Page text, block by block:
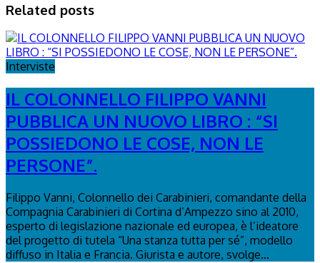
Related posts
Interviste
IL COLONNELLO FILIPPO VANNI
PUBBLICA UN NUOVO LIBRO : “SI
POSSIEDONO LE COSE, NON LE
PERSONE”.
Filippo Vanni, Colonnello dei Carabinieri, comandante della
Compagnia Carabinieri di Cortina d’Ampezzo sino al 2010,
esperto di legislazione nazionale ed europea, è l’ideatore
del progetto di tutela “Una stanza tutta per sé”, modello
diffuso in Italia e Francia. Giurista e autore, svolge...